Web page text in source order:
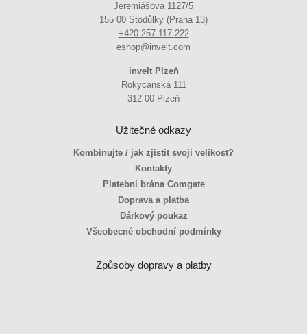
Jeremiášova 1127/5
155 00 Stodůlky (Praha 13)
+420 257 117 222
eshop@invelt.com
invelt Plzeň
Rokycanská 111
312 00 Plzeň
Užitečné odkazy
Kombinujte / jak zjistit svoji velikost?
Kontakty
Platební brána Comgate
Doprava a platba
Dárkový poukaz
Všeobecné obchodní podmínky
Způsoby dopravy a platby